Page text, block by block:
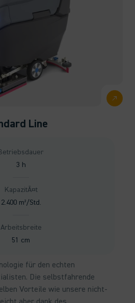
Line
3 h
KapazitÃ¤t
2.400 m²/Std.
Arbeitsbreite
51 cm
für den echten
Die selbstfahrende
Vorteile wie unsere nicht-